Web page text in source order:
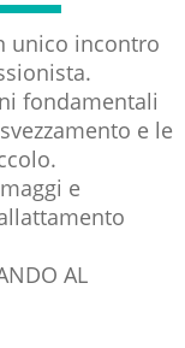
unico incontro
fondamentali
e le
e
AL